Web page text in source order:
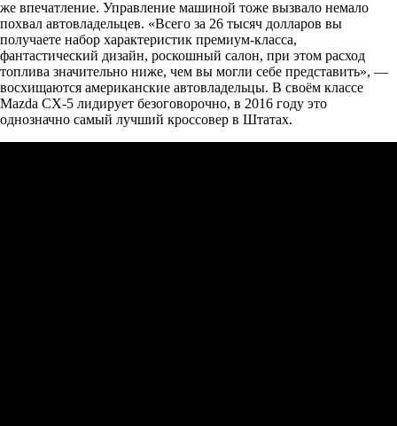
же впечатление. Управление машиной тоже вызвало немало
похвал автовладельцев. «Всего за 26 тысяч долларов вы
получаете набор характеристик премиум-класса,
фантастический дизайн, роскошный салон, при этом расход
топлива значительно ниже, чем вы могли себе представить», —
восхищаются американские автовладельцы. В своём классе
Mazda CX-5 лидирует безоговорочно, в 2016 году это
однозначно самый лучший кроссовер в Штатах.